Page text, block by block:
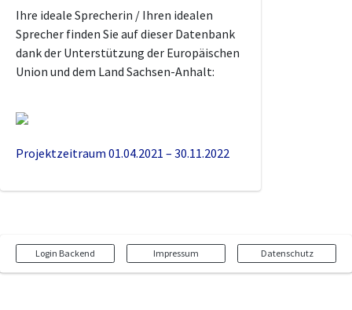
Ihre ideale Sprecherin / Ihren idealen
Sprecher finden Sie auf dieser Datenbank
dank der Unterstützung der Europäischen
Union und dem Land Sachsen-Anhalt:
Projektzeitraum 01.04.2021 – 30.11.2022
Login Backend Impressum Datenschutz